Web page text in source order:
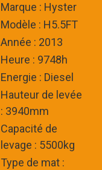
Marque : Hyster
Modèle : H5.5FT
Année : 2013
Heure : 9748h
Energie : Diesel
Hauteur de levée
: 3940mm
Capacité de
levage : 5500kg
Type de mat :